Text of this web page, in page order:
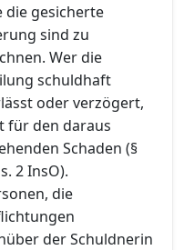
die gesicherte
sind zu
Wer die
schuldhaft
oder verzögert,
für den daraus
Schaden (§
2 InsO).
die
der Schuldnerin